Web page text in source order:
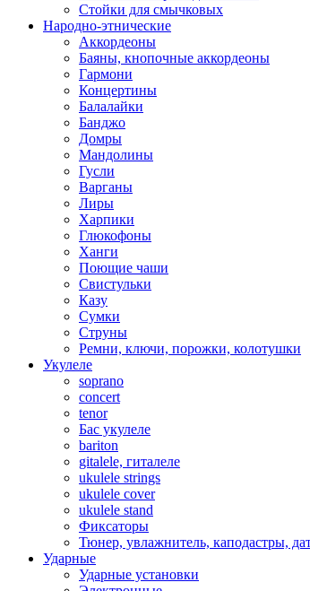
Стойки для смычковых
Народно-этнические
Аккордеоны
Баяны, кнопочные аккордеоны
Гармони
Концертины
Балалайки
Банджо
Домры
Мандолины
Гусли
Варганы
Лиры
Харпики
Глюкофоны
Ханги
Поющие чаши
Свистульки
Казу
Сумки
Струны
Ремни, ключи, порожки, колотушки
Укулеле
soprano
concert
tenor
Бас укулеле
bariton
gitalele, гиталеле
ukulele strings
ukulele cover
ukulele stand
Фиксаторы
Тюнер, увлажнитель, каподастры,
Ударные
Ударные установки